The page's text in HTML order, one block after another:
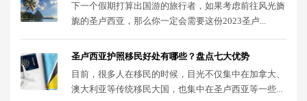
下一个假期打算出国游的旅行者，如果考虑前往风光旖
旎的圣卢西亚，那么你一定会需要这份2023圣卢...
圣卢西亚护照移民好处有哪些？盘点七大优势
目前，很多人在移民的时候，目光不仅集中在加拿大、
澳大利亚等传统移民大国，也集中在圣卢西亚等一些...